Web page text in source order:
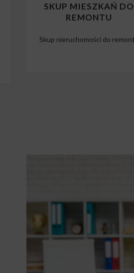
SKUP MIESZKAŃ DO
REMONTU
Skup nieruchomości do